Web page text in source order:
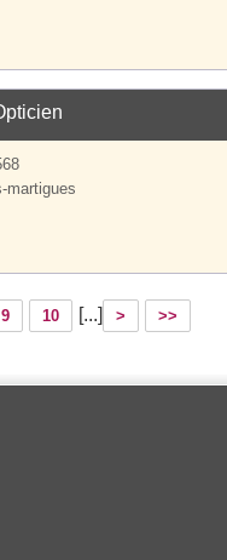
martigues
9 10 [...] > >>